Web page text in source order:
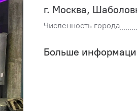
г. Москва,
Численность города
Больше